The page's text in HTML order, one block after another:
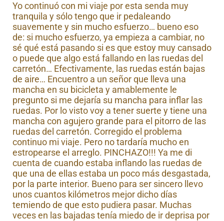
Yo continuó con mi viaje por esta senda muy
tranquila y sólo tengo que ir pedaleando
suavemente y sin mucho esfuerzo… bueno eso
de: si mucho esfuerzo, ya empieza a cambiar, no
sé qué está pasando si es que estoy muy cansado
o puede que algo está fallando en las ruedas del
carretón… Efectivamente, las ruedas están bajas
de aire… Encuentro a un señor que lleva una
mancha en su bicicleta y amablemente le
pregunto si me dejaría su mancha para inflar las
ruedas. Por lo visto voy a tener suerte y tiene una
mancha con agujero grande para el pitorro de las
ruedas del carretón. Corregido el problema
continuo mi viaje. Pero no tardaría mucho en
estropearse el arreglo. PINCHAZO!!! Ya me di
cuenta de cuando estaba inflando las ruedas de
que una de ellas estaba un poco más desgastada,
por la parte interior. Bueno para ser sincero llevo
unos cuantos kilómetros mejor dicho días
temiendo de que esto pudiera pasar. Muchas
veces en las bajadas tenía miedo de ir deprisa por